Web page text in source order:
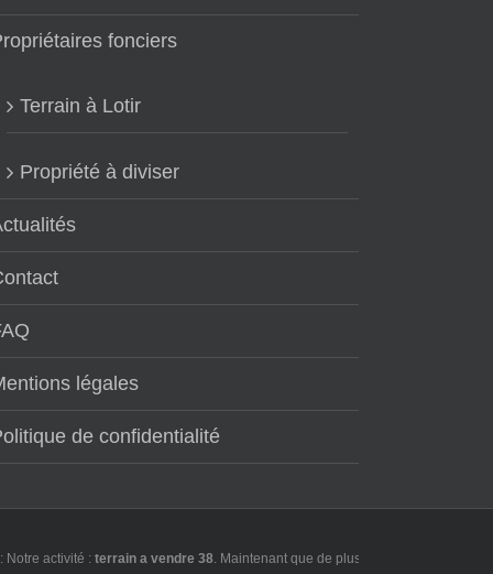
fonciers
Terrain à Lotir
Propriété à diviser
légales
de confidentialité
activité :terrain a vendre 38. Maintenant que de plus en plus d'utilisateurs